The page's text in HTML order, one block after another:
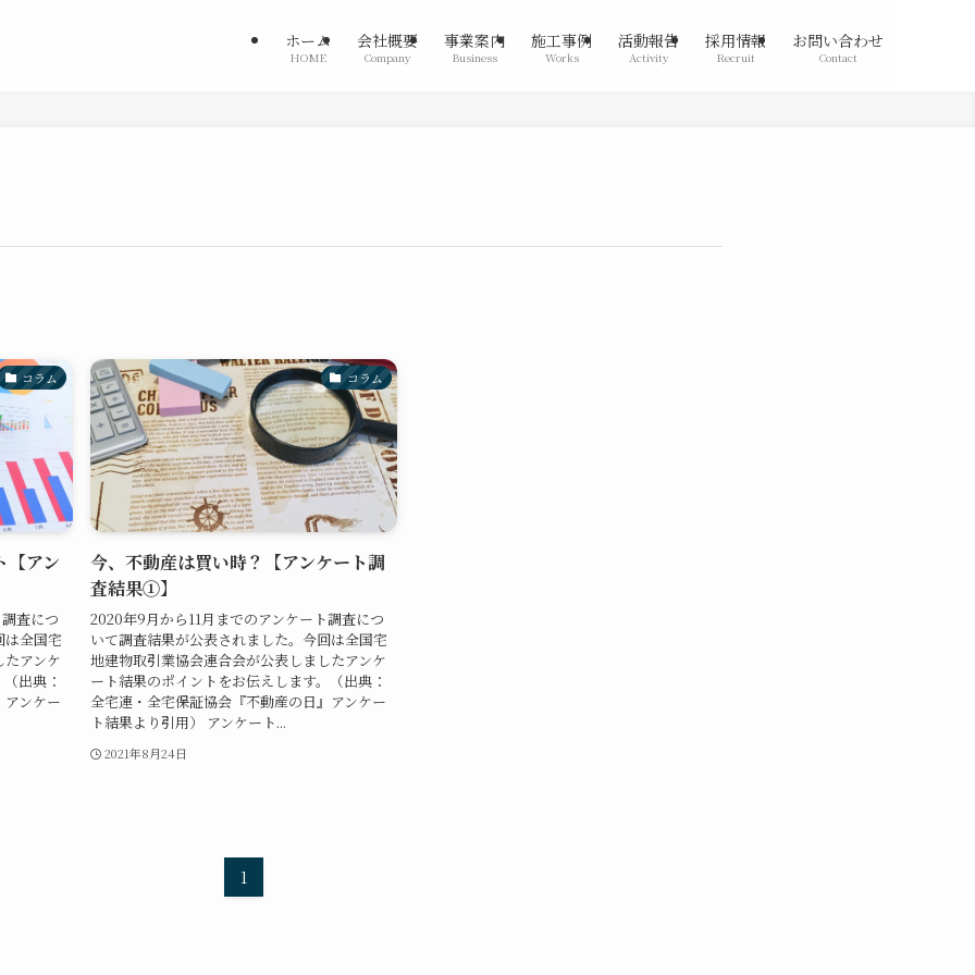
ホーム
HOME
会社概要
Company
事業案内
Business
施工事例
Works
活動報告
Activity
採用情報
Recruit
お問い合わせ
Contact
コラム
【アン
査につ
は全国宅
アンケ
出典：
ンケー
コラム
今、不動産は買い時？【アンケート調
査結果①】
2020年9月から11月までのアンケート調査につ
いて調査結果が公表されました。今回は全国宅
地建物取引業協会連合会が公表しましたアンケ
ート結果のポイントをお伝えします。（出典：
全宅連・全宅保証協会『不動産の日』アンケー
ト結果より引用） アンケート...
2021年8月24日
1